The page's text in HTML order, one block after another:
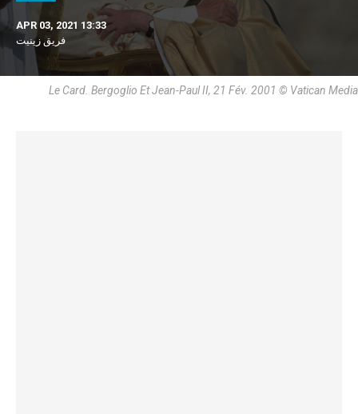
APR 03, 2021 13:33
فريق زينيت
Le Card. Bergoglio Et Jean-Paul II, 21 Fév. 2001 © Vatican Media